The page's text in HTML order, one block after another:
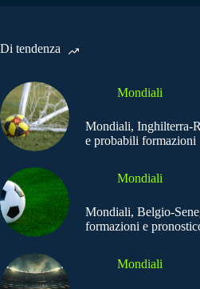
Di tendenza
Mondiali
Mondiali, Inghilterra-
e probabili formazioni
Mondiali
Mondiali, Belgio-
formazioni e
Mondiali